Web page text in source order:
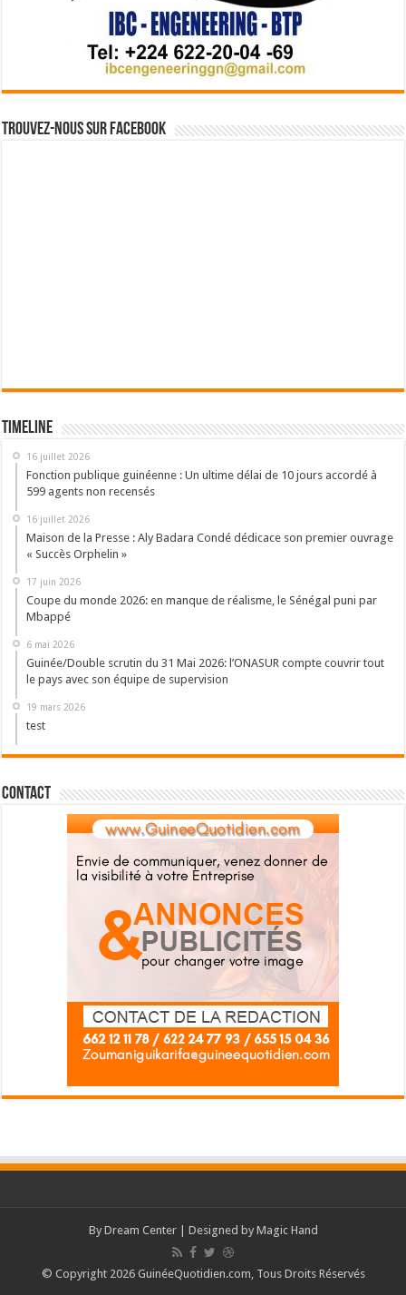
Trouvez-nous sur Facebook
Timeline
16 juillet 2026
Fonction publique guinéenne : Un ultime délai de 10 jours accordé à
599 agents non recensés
16 juillet 2026
Maison de la Presse : Aly Badara Condé dédicace son premier ouvrage
« Succès Orphelin »
17 juin 2026
Coupe du monde 2026: en manque de réalisme, le Sénégal puni par
Mbappé
6 mai 2026
Guinée/Double scrutin du 31 Mai 2026: l’ONASUR compte couvrir tout
le pays avec son équipe de supervision
19 mars 2026
test
Contact
By Dream Center| Designed by Magic Hand
© Copyright 2026 GuinéeQuotidien.com, Tous Droits Réservés